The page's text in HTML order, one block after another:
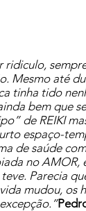
ridiculo,
Mesmo até
tinha tido
bem que
de REIKI
espaço-
de saúde
no AMOR,
Parecia
mudou, os